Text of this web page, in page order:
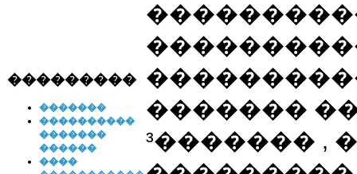
���������
�������
����������
�������
������
����
�������
³������� ,